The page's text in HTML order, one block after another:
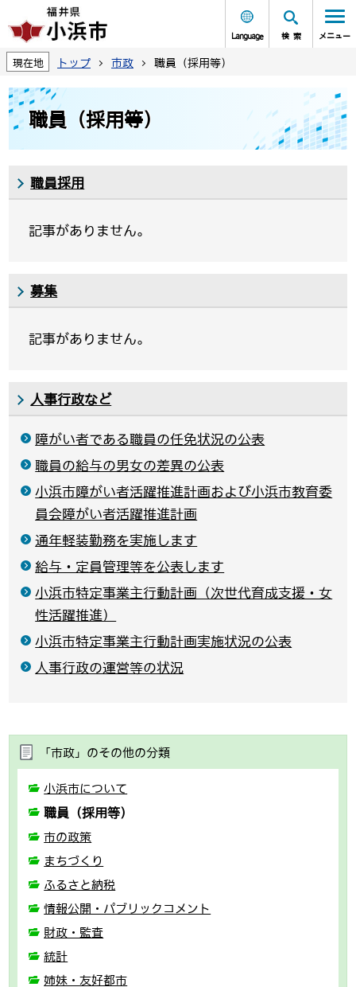
Language 検索 メニュー
現在地 トップ 市政 職員（採用等）
職員（採用等）
職員採用
記事がありません。
募集
記事がありません。
人事行政など
障がい者である職員の任免状況の公表
職員の給与の男女の差異の公表
小浜市障がい者活躍推進計画および小浜市教育委
員会障がい者活躍推進計画
通年軽装勤務を実施します
給与・定員管理等を公表します
小浜市特定事業主行動計画（次世代育成支援・女
性活躍推進）
小浜市特定事業主行動計画実施状況の公表
人事行政の運営等の状況
「市政」のその他の分類
小浜市について
職員（採用等）
市の政策
まちづくり
ふるさと納税
情報公開・パブリックコメント
財政・監査
統計
姉妹・友好都市